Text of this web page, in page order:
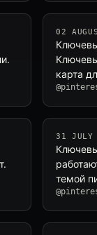
02
карта
31 JULY
темой